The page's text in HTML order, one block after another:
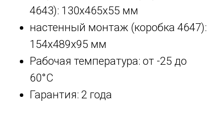
4643): 130x465x55 мм
настенный монтаж (коробка 4647):
154x489x95 мм
Рабочая температура: от -25 до
60°С
Гарантия: 2 года